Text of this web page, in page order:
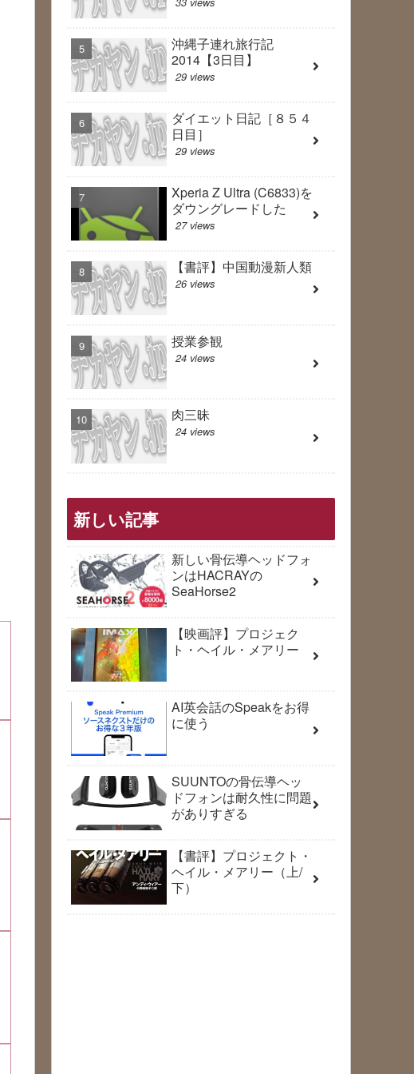
沖縄子連れ旅行記
2014【3日目】
29 views
ダイエット日記［８５４
日目］
29 views
Xperia Z Ultra (C6833)を
ダウングレードした
27 views
【書評】中国動漫新人類
26 views
授業参観
24 views
肉三昧
24 views
新しい記事
新しい骨伝導ヘッドフォ
ンはHACRAYの
SeaHorse2
【映画評】プロジェク
ト・ヘイル・メアリー
AI英会話のSpeakをお得
に使う
SUUNTOの骨伝導ヘッ
ドフォンは耐久性に問題
がありすぎる
【書評】プロジェクト・
ヘイル・メアリー（上/
下）